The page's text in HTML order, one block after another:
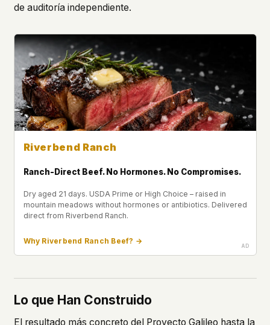
de auditoría independiente.
Riverbend Ranch
Ranch-Direct Beef. No Hormones. No Compromises.
Dry aged 21 days. USDA Prime or High Choice – raised in
mountain meadows without hormones or antibiotics. Delivered
direct from Riverbend Ranch.
Why Riverbend Ranch Beef? →
Lo que Han Construido
El resultado más concreto del Proyecto Galileo hasta la